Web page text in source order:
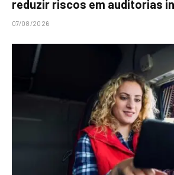
reduzir riscos em auditorias
07/08/2026